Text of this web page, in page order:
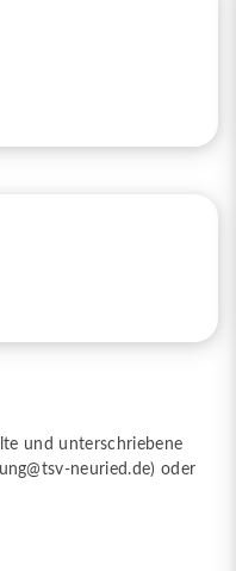
und unterschriebene
neuried.de) oder